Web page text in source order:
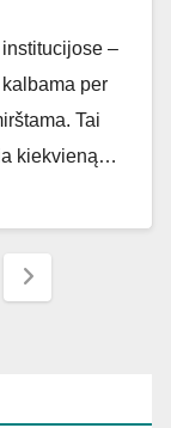
–
per
Tai
kiekvieną…